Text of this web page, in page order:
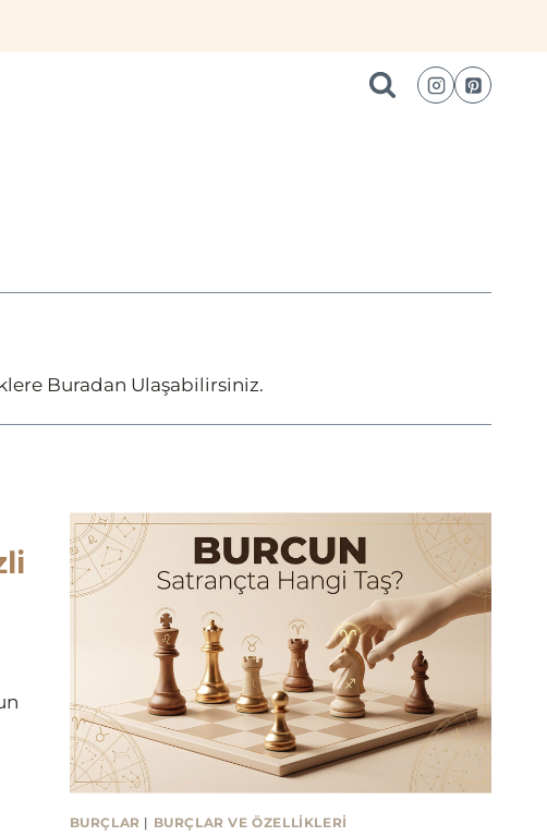
Buradan Ulaşabilirsiniz.
BURÇLAR | BURÇLAR VE ÖZELLIKLERI